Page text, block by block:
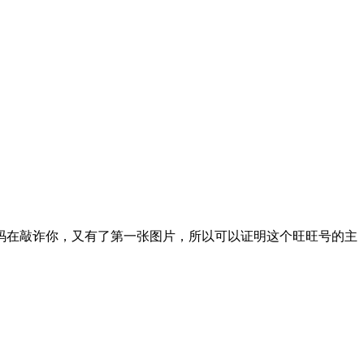
敲诈你，又有了第一张图片，所以可以证明这个旺旺号的主